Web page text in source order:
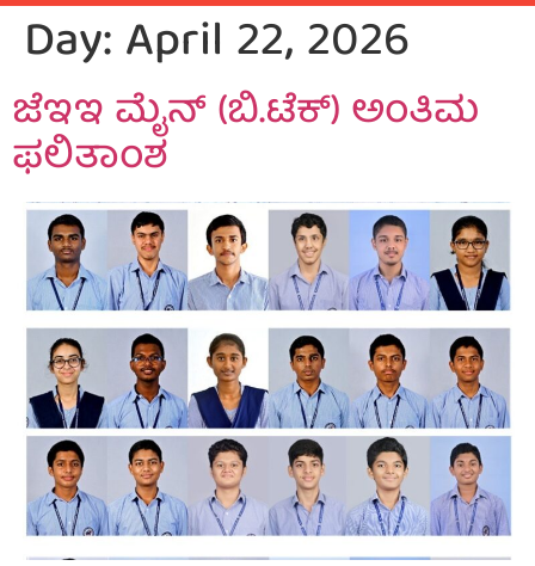
Day:April 22, 2026
ಜೆಇಇ ಮೈನ್ (ಬಿ.ಟೆಕ್) ಅಂತಿಮ
ಫಲಿತಾಂಶ